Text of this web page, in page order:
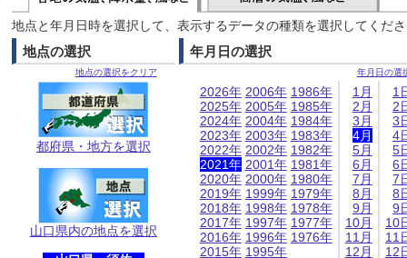
地点と年月日時を選択して、表示するデータの種類を選択してくだ
地点の選択
地点の選択をクリア
都府県・地方を選択
山口県内の地点を選択
年月日の選択
年月日の選
2026年
2025年
2024年
2023年
2022年
2021年
2020年
2019年
2018年
2017年
2016年
2015年
2006年
2005年
2004年
2003年
2002年
2001年
2000年
1999年
1998年
1997年
1996年
1995年
1986年
1985年
1984年
1983年
1982年
1981年
1980年
1979年
1978年
1977年
1976年
1月
2月
3月
4月
5月
6月
7月
8月
9月
10月
11月
12月
1
2
3
4
5
6
7
8
9
10
11
12